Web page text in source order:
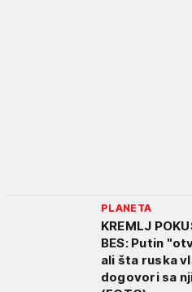
PLANETA
KREMLJ
BES: Putin
ali šta ruska
dogovori sa